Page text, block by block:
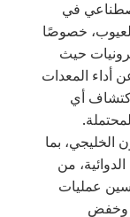
في
خصوصًا
حيث
أداء المعدات
أي
الخليجي، بما
من
عمليات
وخفض